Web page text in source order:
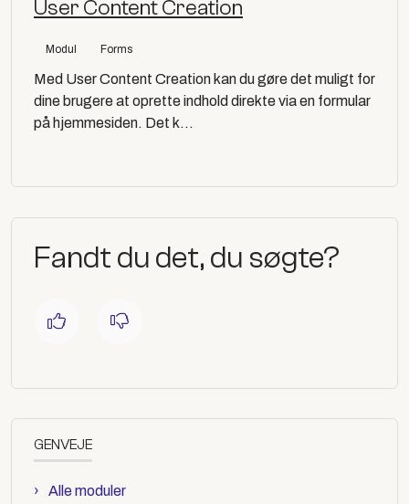
User Content Creation
Modul Forms
Med User Content Creation kan du gøre det muligt for
dine brugere at oprette indhold direkte via en formular
på hjemmesiden. Det k...
Fandt du det, du søgte?
GENVEJE
Alle moduler